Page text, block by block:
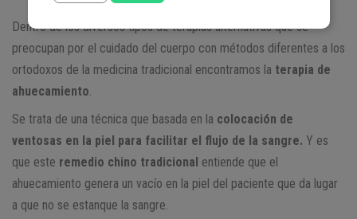
Dentro de los diversos tipos de terapias alternativas que se
preocupan por el cuidado del cuerpo con métodos diferentes a los
ortodoxos de la medicina tradicional encontramos la terapia de
ahuecamiento
Se trata de una técnica que basada en la colocación de
ventosas en la piel para facilitar el flujo de la sangre. Y es
que este remedio chino tradicional entiende que el
ahuecamiento genera un vacío en la piel del paciente que da lugar
a que no se estanque la sangre.